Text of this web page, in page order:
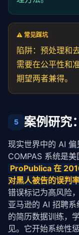
⚠️ 常见踩坑
陷阱：预处理和
需要在公平性和
期望两者兼得。
5 案例研究
现实世界中的 AI 偏
COMPAS 系统是美
ProPublica 在
对黑人被告的误判
错误标记为高风险
亚马逊的 AI 招聘
的简历数据训练，
见。它开始系统性